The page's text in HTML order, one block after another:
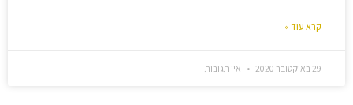
קרא עוד »
29 באוקטובר 2020 אין תגובות